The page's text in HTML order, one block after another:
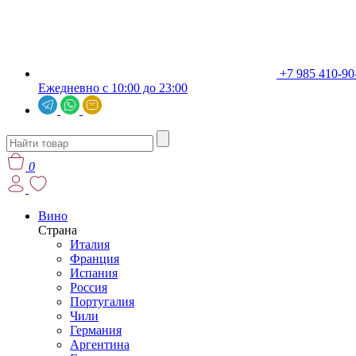
+7 985 410-
Ежедневно с 10:00 до 23:00
0
Вино
Страна
Италия
Франция
Испания
Россия
Португалия
Чили
Германия
Аргентина